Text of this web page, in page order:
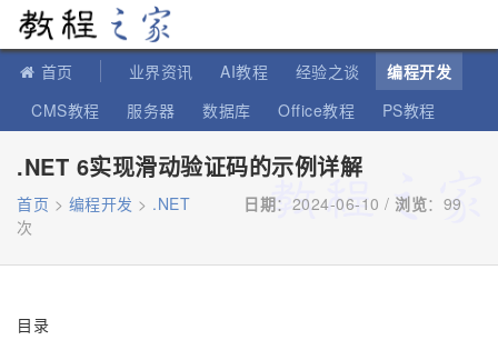
首页 业界资讯 AI教程 经验之谈
编程开发
CMS教程
服务器 数据库 Office教程
PS教程
.NET 6实现滑动验证码的示例详解
首页 > 编程开发 > .NET 日期：2024-06-10 / 浏览： 99
次
目录